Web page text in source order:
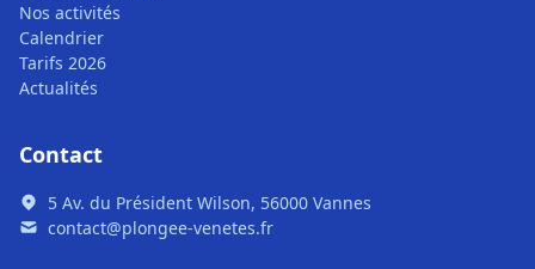
Nos activités
Calendrier
Tarifs 2026
Actualités
Contact
5 Av. du Président Wilson, 56000 Vannes
contact@plongee-venetes.fr